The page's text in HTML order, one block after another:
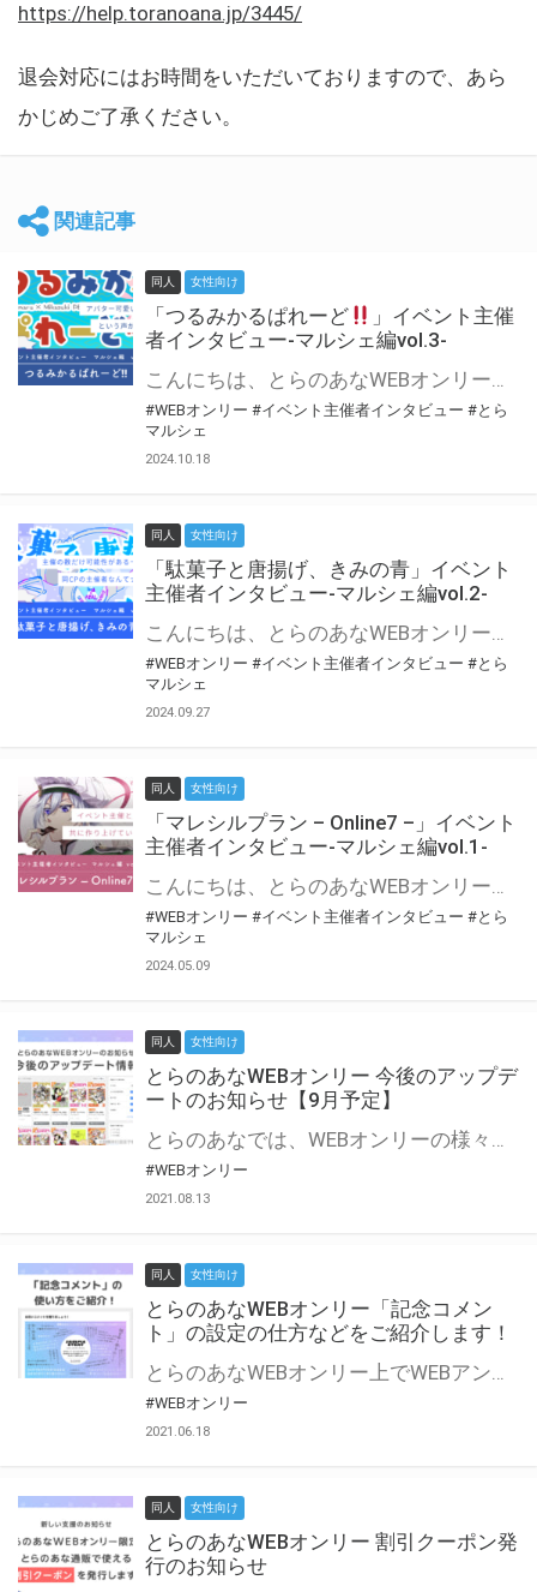
https://help.toranoana.jp/3445/
退会対応にはお時間をいただいておりますので、あら
かじめご了承ください。
関連記事
同人 女性向け
「つるみかるぱれーど
」イベント主催
者インタビュー-マルシェ編vol.3-
こんにちは、とらのあなWEBオンリー運営スタッフです。 新たにお届けする、イベント主催者インタビュー-マルシェ編-は、 とらのあなWEBオンリー「マルシェ」をご利用した主催様に 「マルシェ」を使って開催した感想や心がけをお聞きする企画です。 今回は、WEBオンリー初開催「つるみかるぱれーど
#WEBオンリー #イベント主催者インタビュー #とら
マルシェ
2024.10.18
同人 女性向け
「駄菓子と唐揚げ、きみの青」イベント
主催者インタビュー-マルシェ編vol.2-
こんにちは、とらのあなWEBオンリー運営スタッフです。 新たにお届けする、イベント主催者インタビュー-マルシェ編-は、 とらのあなWEBオンリー「マルシェ」をご利用の主催様に 「マルシェ」を使ってイベントを開催した感想や心がけをお聞きする企画です。 今回は、WEBオンリー初開催「駄菓子と唐揚げ、きみの青」より、 主催のぎこ六屋様にお話を伺いました。 協力：ぎこ六屋様／イベント公式Twitter（@krkgwks） とらのあなWEBオンリー「マルシェ」とは？ WEBオンリーでリアルタイムでコミュニケーションがとれるオンライン会場です。
#WEBオンリー #イベント主催者インタビュー #とら
マルシェ
2024.09.27
同人 女性向け
「マレシルプラン – Online7 –」イベント
主催者インタビュー-マルシェ編vol.1-
こんにちは、とらのあなWEBオンリー運営スタッフです。 新たにお届けする、イベント主催者インタビュー-マルシェ編-は、 とらのあなWEBオンリー「マルシェ」をご利用した主催様に 「マルシェ」を使って開催した感想や心がけをお聞きする企画です。 今回は、WEBオンリー開催7回目迎えた「マレシルプラン – Online7 –」より、 主催の玉川うた様にお話を伺いました。 ▼マレシルプランのインタビュー前回記事 「イベント主催者インタビュー vol.6」はこちら 協力：玉川うた様（マレシルプラン実行委員会 代表）／イベント公式Twitter（@mallesil_plan） とらのあなWEBオンリー「マルシェ」とは？ WEBオンリーでリアルタイムでコミュニケーションがとれるオンライン会場です。
#WEBオンリー #イベント主催者インタビュー #とら
マルシェ
2024.05.09
同人 女性向け
とらのあなWEBオンリー 今後のアップデ
ートのお知らせ【9月予定】
とらのあなでは、WEBオンリーの様々な支援を実施しています。 今回は2021年9月に実装を予定しているアップデート情報についてご紹介いたします。 とらのあなWEBオンリーサイトはこちら
#WEBオンリー
2021.08.13
同人 女性向け
とらのあなWEBオンリー「記念コメン
ト」の設定の仕方などをご紹介します！
とらのあなWEBオンリー上でWEBアンソロジーが作成できる「記念コメント」について、その使い方や作成手順を解説します！ 支援タイプを「サークル参加型」「サークル参加型・マルシェ(イベント会場)機能付き」でお申し込みいただいている主催者様はぜひご活用ください♪ とらのあなWEBオンリーサイトはこちら
#WEBオンリー
2021.06.18
同人 女性向け
とらのあなWEBオンリー 割引クーポン発
行のお知らせ